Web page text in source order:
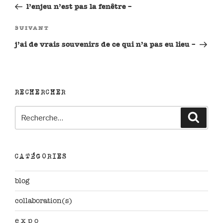
l’article
précédent
l’enjeu n’est pas la fenêtre –
Article
suivant
SUIVANT
j’ai de vrais souvenirs de ce qui n’a pas eu lieu –
RECHERCHER
CATÉGORIES
blog
collaboration(s)
e x p o